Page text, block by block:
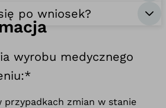
po wniosek?
wyrobu medycznego
przypadkach zmian w stanie